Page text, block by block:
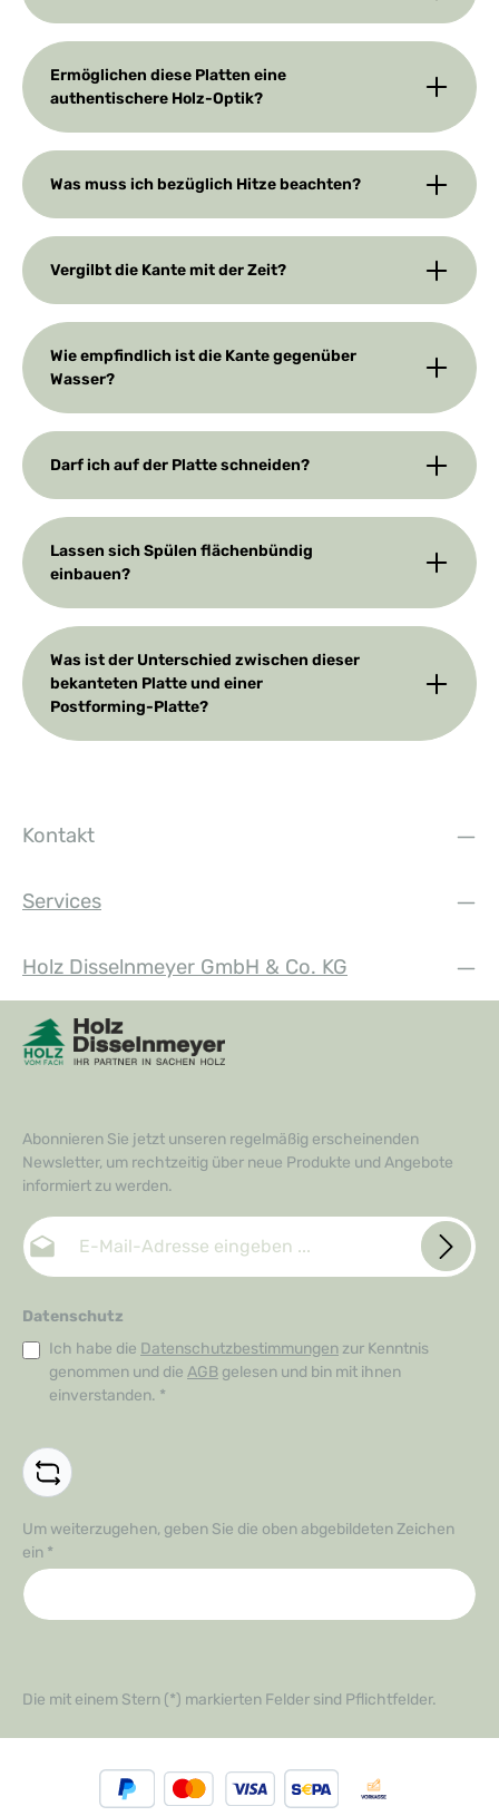
Ermöglichen diese Platten eine
authentischere Holz-Optik?
Was muss ich bezüglich Hitze beachten?
Vergilbt die Kante mit der Zeit?
Wie empfindlich ist die Kante gegenüber
Wasser?
Darf ich auf der Platte schneiden?
Lassen sich Spülen flächenbündig
einbauen?
Was ist der Unterschied zwischen dieser
bekanteten Platte und einer
Postforming-Platte?
Kontakt
Services
Holz Disselnmeyer GmbH & Co. KG
Abonnieren Sie jetzt unseren regelmäßig erscheinenden
Newsletter, um rechtzeitig über neue Produkte und Angebote
informiert zu werden.
E-Mail-Adresse*
Datenschutz
Ich habe die Datenschutzbestimmungen zur Kenntnis
genommen und die AGB gelesen und bin mit ihnen
einverstanden. *
Um weiterzugehen, geben Sie die oben abgebildeten Zeichen
ein *
Die mit einem Stern (*) markierten Felder sind Pflichtfelder.